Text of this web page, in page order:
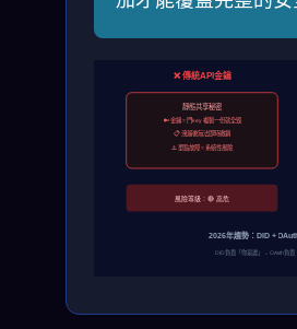
❌ 傳統API金鑰
靜態共享秘密
🔑 金鑰 = 門key 複製一份就全毀
📋 洩漏後無法即時撤銷
⚠️ 單點故障 = 系統性風險
風險等級：🔴 高危
2026年趨勢：DID +
DID負責「你是誰」→ OAuth負責